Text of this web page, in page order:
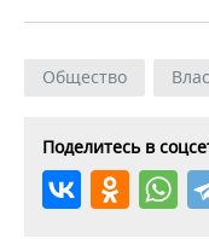
Общество
Поделитесь в